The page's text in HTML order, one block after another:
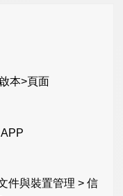
本>頁面
件與裝置管理 > 信